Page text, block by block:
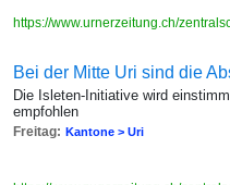
https://www.urnerzeitung.ch/
Bei der Mitte Uri sind die
Die Isleten-Initiative wird
empfohlen
Freitag: Kantone > Uri